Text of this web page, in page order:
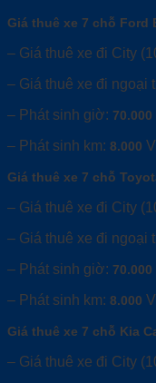
Giá thuê xe 7 chỗ Ford
– Giá thuê xe đi City
– Giá thuê xe đi ngoại
– Phát sinh giờ: 70.000
– Phát sinh km: 8.000
Giá thuê xe 7 chỗ
– Giá thuê xe đi City
– Giá thuê xe đi ngoại
– Phát sinh giờ: 70.000
– Phát sinh km: 8.000
Giá thuê xe 7 chỗ Kia
– Giá thuê xe đi City